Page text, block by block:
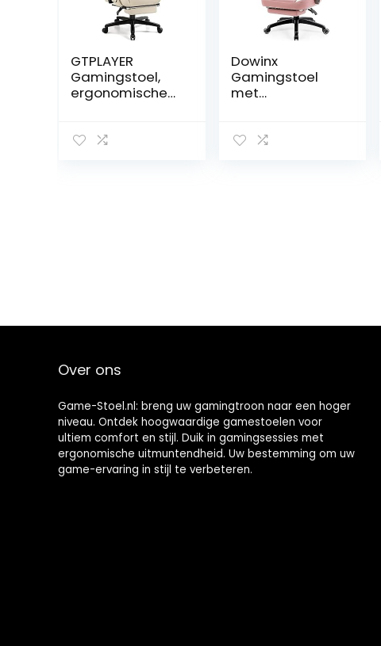
GTPLAYER
Gamingstoel,
ergonomische
gamer,
Dowinx
Gamingstoel
met
massagegamin
Over ons
Game-Stoel.nl: breng uw gamingtroon naar een hoger
niveau. Ontdek hoogwaardige gamestoelen voor
ultiem comfort en stijl. Duik in gamingsessies met
ergonomische uitmuntendheid. Uw bestemming om uw
game-ervaring in stijl te verbeteren.